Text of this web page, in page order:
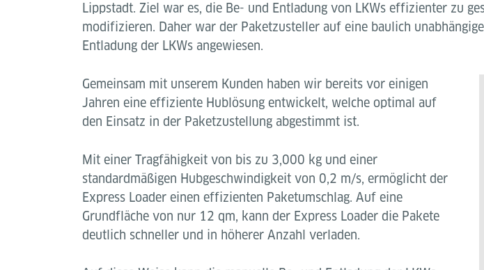
Lippstadt. Ziel war es, die Be- und Entladung von LKWs effizienter zu
modifizieren. Daher war der Paketzusteller auf eine baulich
Entladung der LKWs angewiesen.
Gemeinsam mit unserem Kunden haben wir bereits vor einigen
Jahren eine effiziente Hublösung entwickelt, welche optimal auf
den Einsatz in der Paketzustellung abgestimmt ist.
Mit einer Tragfähigkeit von bis zu 3,000 kg und einer
standardmäßigen Hubgeschwindigkeit von 0,2 m/s, ermöglicht der
Express Loader einen effizienten Paketumschlag. Auf eine
Grundfläche von nur 12 qm, kann der Express Loader die Pakete
deutlich schneller und in höherer Anzahl verladen.